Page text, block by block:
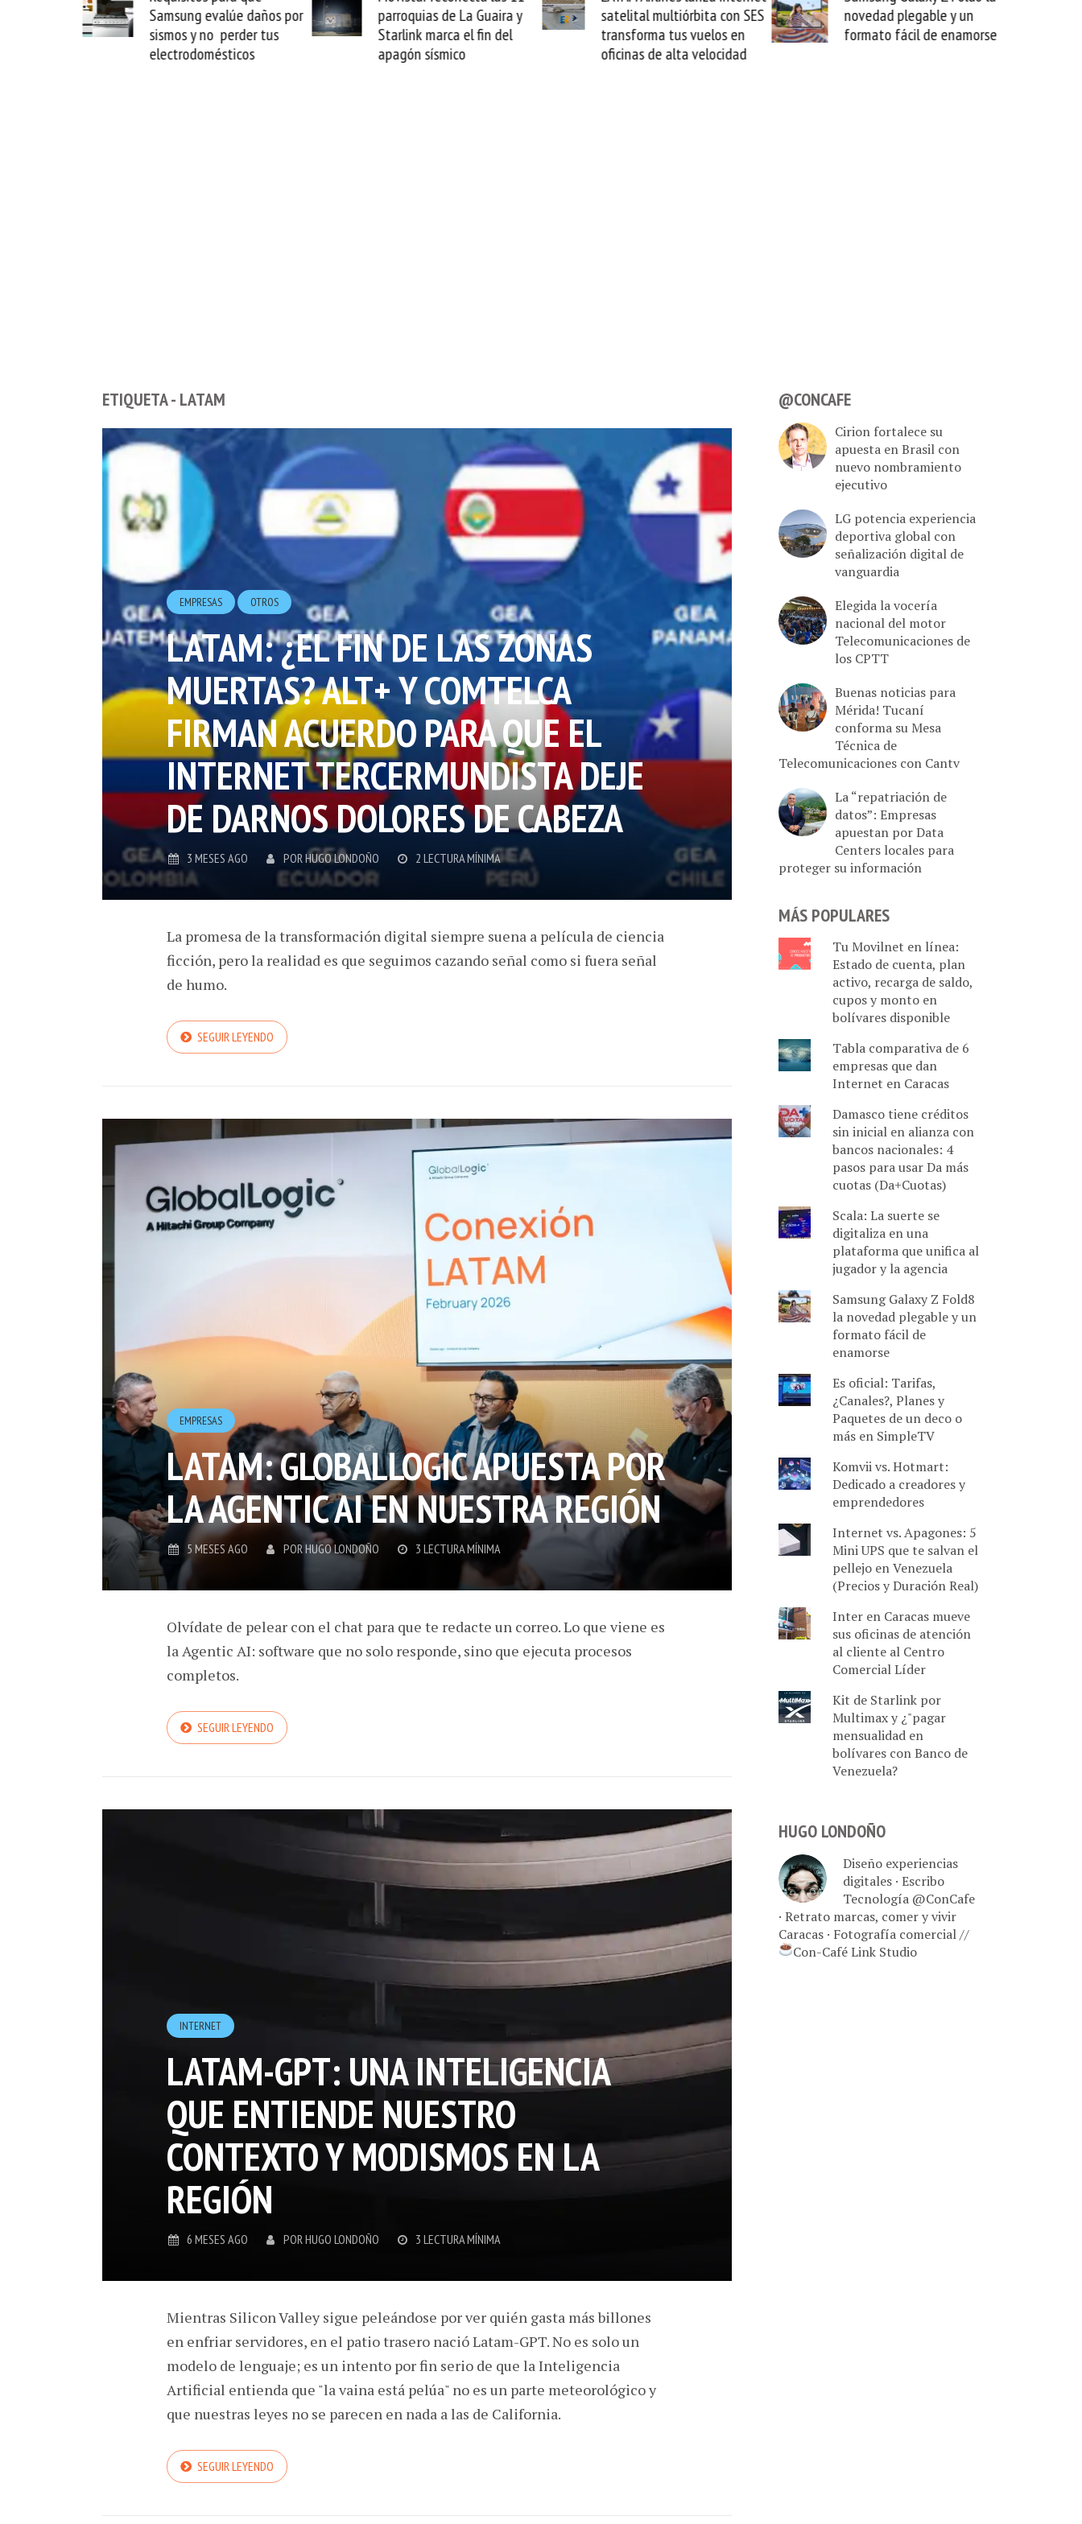
Samsung evalúe daños por
sismos y no perder tus
electrodomésticos
parroquias de La Guaira y
Starlink marca el fin del
apagón sísmico
satelital multiórbita con SES
transforma tus vuelos en
oficinas de alta velocidad
novedad plegable y un
formato fácil de enamorse
ETIQUETA - LATAM
EMPRESAS OTROS
LATAM: ¿EL FIN DE LAS ZONAS
MUERTAS? ALT+ Y COMTELCA
FIRMAN ACUERDO PARA QUE EL
INTERNET TERCERMUNDISTA DEJE
DE DARNOS DOLORES DE CABEZA
3 MESES AGO POR HUGO LONDOÑO 2 LECTURA MÍNIMA
La promesa de la transformación digital siempre suena a película de ciencia
ficción, pero la realidad es que seguimos cazando señal como si fuera señal
de humo.
SEGUIR LEYENDO
EMPRESAS
LATAM: GLOBALLOGIC APUESTA POR
LA AGENTIC AI EN NUESTRA REGIÓN
5 MESES AGO POR HUGO LONDOÑO 3 LECTURA MÍNIMA
Olvídate de pelear con el chat para que te redacte un correo. Lo que viene es
la Agentic AI: software que no solo responde, sino que ejecuta procesos
completos.
SEGUIR LEYENDO
INTERNET
LATAM-GPT: UNA INTELIGENCIA
QUE ENTIENDE NUESTRO
CONTEXTO Y MODISMOS EN LA
REGIÓN
6 MESES AGO POR HUGO LONDOÑO 3 LECTURA MÍNIMA
Mientras Silicon Valley sigue peleándose por ver quién gasta más billones
en enfriar servidores, en el patio trasero nació Latam-GPT. No es solo un
modelo de lenguaje; es un intento por fin serio de que la Inteligencia
Artificial entienda que "la vaina está pelúa" no es un parte meteorológico y
que nuestras leyes no se parecen en nada a las de California.
SEGUIR LEYENDO
@CONCAFE
Cirion fortalece su
apuesta en Brasil con
nuevo nombramiento
ejecutivo
LG potencia experiencia
deportiva global con
señalización digital de
vanguardia
Elegida la vocería
nacional del motor
Telecomunicaciones de
los CPTT
Buenas noticias para
Mérida! Tucaní
conforma su Mesa
Técnica de
Telecomunicaciones con Cantv
La “repatriación de
datos”: Empresas
apuestan por Data
Centers locales para
proteger su información
MÁS POPULARES
Tu Movilnet en línea:
Estado de cuenta, plan
activo, recarga de saldo,
cupos y monto en
bolívares disponible
Tabla comparativa de 6
empresas que dan
Internet en Caracas
Damasco tiene créditos
sin inicial en alianza con
bancos nacionales: 4
pasos para usar Da más
cuotas (Da+Cuotas)
Scala: La suerte se
digitaliza en una
plataforma que unifica al
jugador y la agencia
Samsung Galaxy Z Fold8
la novedad plegable y un
formato fácil de
enamorse
Es oficial: Tarifas,
¿Canales?, Planes y
Paquetes de un deco o
más en SimpleTV
Komvii vs. Hotmart:
Dedicado a creadores y
emprendedores
Internet vs. Apagones: 5
Mini UPS que te salvan el
pellejo en Venezuela
(Precios y Duración Real)
Inter en Caracas mueve
sus oficinas de atención
al cliente al Centro
Comercial Líder
Kit de Starlink por
Multimax y ¿"pagar
mensualidad en
bolívares con Banco de
Venezuela?
HUGO LONDOÑO
Diseño experiencias
digitales · Escribo
Tecnología @ConCafe
· Retrato marcas, comer y vivir
Caracas · Fotografía comercial //
Con-Café Link Studio